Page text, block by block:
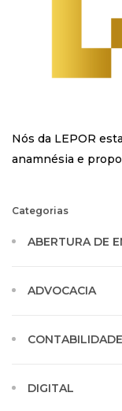
Nós da LEPOR
anamnésia e
Categorias
ABERTURA DE
ADVOCACIA
CONTABILIDADE
DIGITAL